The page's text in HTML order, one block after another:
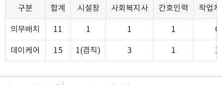
구분 합계 시설장 사회복지사 간호인력 작업
의무배치 11 1 1 1 0
데이케어 15 1(겸직) 3 1 1